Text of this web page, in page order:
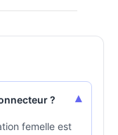
? ▾
femelle est